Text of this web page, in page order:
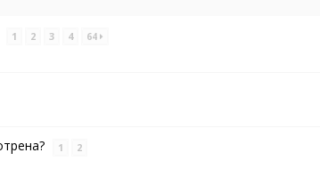
1 2 3 4 64
1 2